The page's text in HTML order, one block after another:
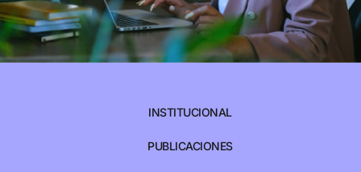
INSTITUCIONAL
PUBLICACIONES